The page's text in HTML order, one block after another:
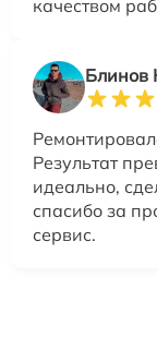
качеством
Блинов
Результат
идеально,
спасибо за
сервис.